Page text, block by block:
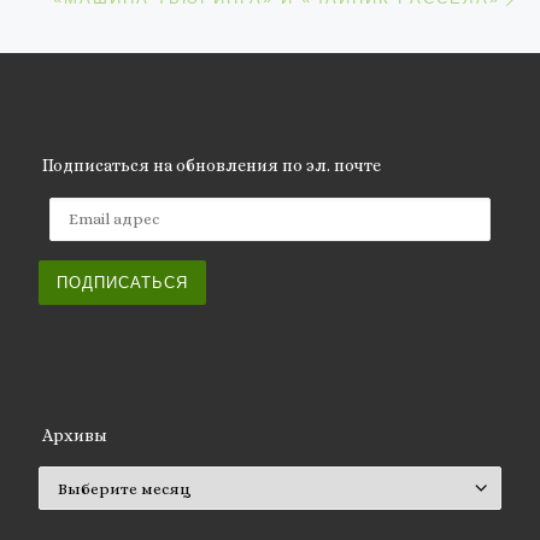
Подписаться на обновления по эл. почте
ПОДПИСАТЬСЯ
Архивы